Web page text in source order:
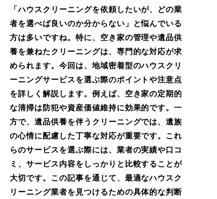
「ハウスクリーニングを依頼したいが、どの業
者を選べば良いのか分からない」と悩んでいる
方は多いですね。特に、空き家の管理や遺品供
養を兼ねたクリーニングは、専門的な対応が求
められます。今回は、地域密着型のハウスクリ
ーニングサービスを選ぶ際のポイントや注意点
を詳しく解説します。例えば、空き家の定期的
な清掃は防犯や資産価値維持に効果的です。一
方で、遺品供養を伴うクリーニングでは、遺族
の心情に配慮した丁寧な対応が重要です。これ
らのサービスを選ぶ際には、業者の実績や口コ
ミ、サービス内容をしっかりと比較することが
大切です。この記事を通じて、最適なハウスク
リーニング業者を見つけるための具体的な判断